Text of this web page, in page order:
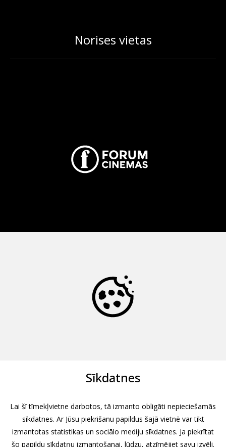
Norises vietas
Sīkdatnes
Lai šī tīmekļvietne darbotos, tā izmanto obligāti nepieciešamās
sīkdatnes. Ar Jūsu piekrišanu papildus šajā vietnē var tikt
izmantotas statistikas un sociālo mediju sīkdatnes. Ja piekrītat
šo papildu sīkdatņu izmantošanai, lūdzu, atzīmējiet savu izvēli.